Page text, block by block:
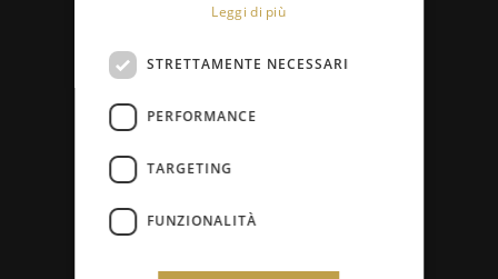
Leggi di più
STRETTAMENTE NECESSARI
PERFORMANCE
TARGETING
FUNZIONALITÀ